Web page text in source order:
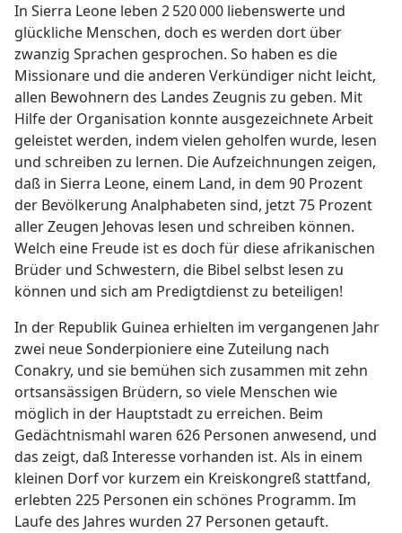
In Sierra Leone leben 2 520 000 liebenswerte und
glückliche Menschen, doch es werden dort über
zwanzig Sprachen gesprochen. So haben es die
Missionare und die anderen Verkündiger nicht leicht,
allen Bewohnern des Landes Zeugnis zu geben. Mit
Hilfe der Organisation konnte ausgezeichnete Arbeit
geleistet werden, indem vielen geholfen wurde, lesen
und schreiben zu lernen. Die Aufzeichnungen zeigen,
daß in Sierra Leone, einem Land, in dem 90 Prozent
der Bevölkerung Analphabeten sind, jetzt 75 Prozent
aller Zeugen Jehovas lesen und schreiben können.
Welch eine Freude ist es doch für diese afrikanischen
Brüder und Schwestern, die Bibel selbst lesen zu
können und sich am Predigtdienst zu beteiligen!
In der Republik Guinea erhielten im vergangenen Jahr
zwei neue Sonderpioniere eine Zuteilung nach
Conakry, und sie bemühen sich zusammen mit zehn
ortsansässigen Brüdern, so viele Menschen wie
möglich in der Hauptstadt zu erreichen. Beim
Gedächtnismahl waren 626 Personen anwesend, und
das zeigt, daß Interesse vorhanden ist. Als in einem
kleinen Dorf vor kurzem ein Kreiskongreß stattfand,
erlebten 225 Personen ein schönes Programm. Im
Laufe des Jahres wurden 27 Personen getauft.